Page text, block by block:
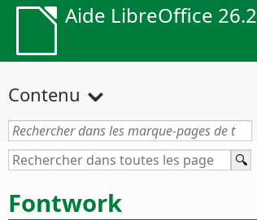
Aide LibreOffice 26.2
Contenu
Fontwork